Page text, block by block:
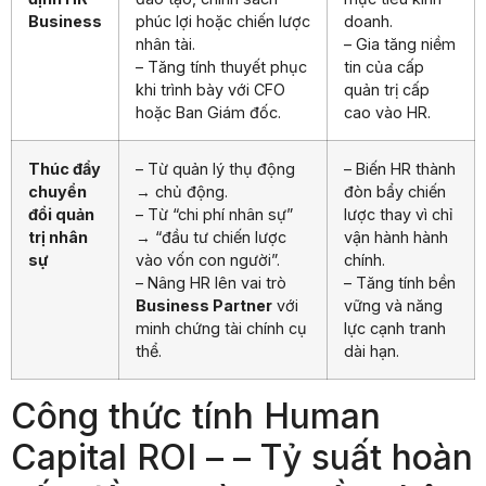
Business
phúc lợi hoặc chiến lược
nhân tài.
– Tăng tính thuyết phục
khi trình bày với CFO
hoặc Ban Giám đốc.
doanh.
– Gia tăng niềm
tin của cấp
quản trị cấp
cao vào HR.
Thúc đẩy
chuyển
đổi quản
trị nhân
sự
– Từ quản lý thụ động
→ chủ động.
– Từ “chi phí nhân sự”
→ “đầu tư chiến lược
vào vốn con người”.
– Nâng HR lên vai trò
Business Partner với
minh chứng tài chính cụ
thể.
– Biến HR thành
đòn bẩy chiến
lược thay vì chỉ
vận hành hành
chính.
– Tăng tính bền
vững và năng
lực cạnh tranh
dài hạn.
Công thức tính Human
Capital ROI – – Tỷ suất hoàn